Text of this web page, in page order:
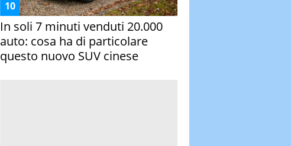
In soli 7 minuti venduti 20.000
auto: cosa ha di particolare
questo nuovo SUV cinese